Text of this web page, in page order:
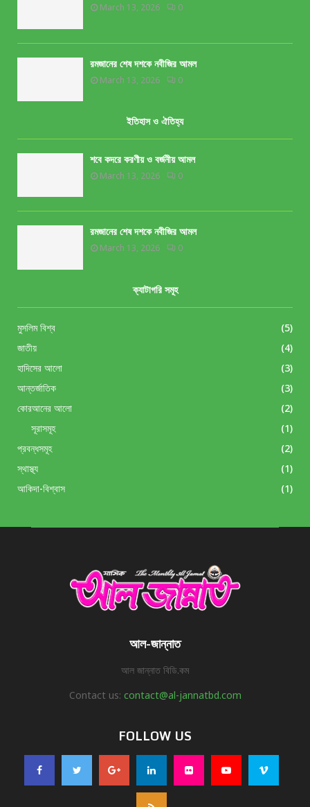
March 13, 2026 0
রমজানের শেষ দশকে নবীজির আমল
March 13, 2026 0
ইতিহাস ও ঐতিহ্য
শবে কদরে করণীয় ও বর্জনীয় আমল
March 13, 2026 0
রমজানের শেষ দশকে নবীজির আমল
March 13, 2026 0
ক্যাটাগরি সমূহ
মুসলিম বিশ্ব
(5)
জাতীয়
(4)
হাদিসের আলো
(3)
আন্তর্জাতিক
(3)
কোরআনের আলো
(2)
সূরাসমূহ
(1)
প্রবন্ধসমূহ
(2)
স্থাস্থ্য
(1)
আকিদা-বিশ্বাস
(1)
আল-জান্নাত
আল জান্নাত বিডি.কম
Contact us: contact@al-jannatbd.com
FOLLOW US